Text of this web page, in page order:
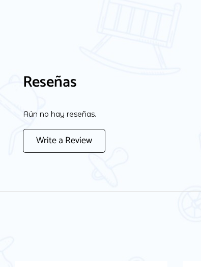
Reseñas
Aún no hay reseñas.
Write a Review